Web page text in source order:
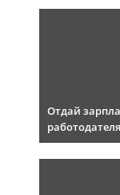
Отдай